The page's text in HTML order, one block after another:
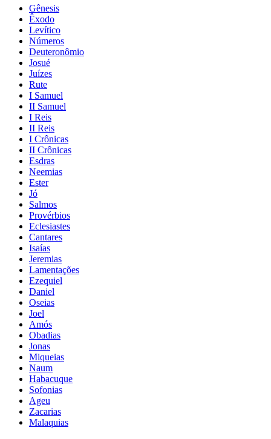
Gênesis
Êxodo
Levítico
Números
Deuteronômio
Josué
Juízes
Rute
I Samuel
II Samuel
I Reis
II Reis
I Crônicas
II Crônicas
Esdras
Neemias
Ester
Jó
Salmos
Provérbios
Eclesiastes
Cantares
Isaías
Jeremias
Lamentações
Ezequiel
Daniel
Oseias
Joel
Amós
Obadias
Jonas
Miqueias
Naum
Habacuque
Sofonias
Ageu
Zacarias
Malaquias